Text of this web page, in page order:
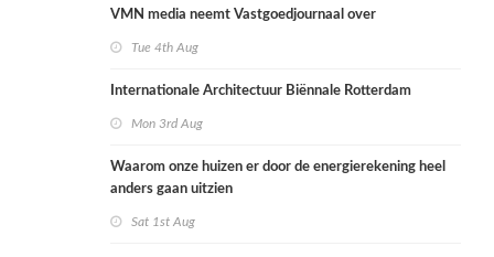
VMN media neemt Vastgoedjournaal over
Tue 4th Aug
Internationale Architectuur Biënnale Rotterdam
Mon 3rd Aug
Waarom onze huizen er door de energierekening heel
anders gaan uitzien
Sat 1st Aug